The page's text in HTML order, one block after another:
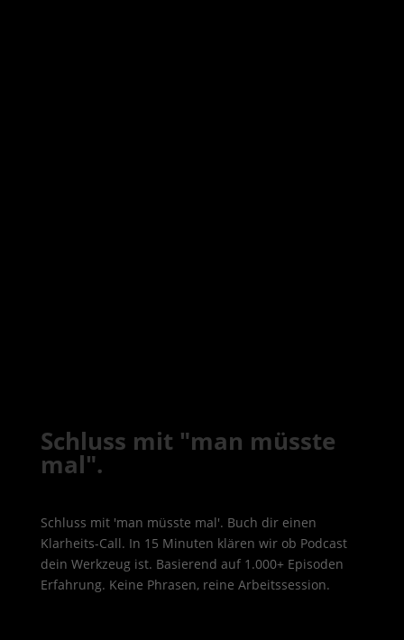
Schluss mit "man müsste
mal".
Schluss mit 'man müsste mal'. Buch dir einen
Klarheits-Call. In 15 Minuten klären wir ob Podcast
dein Werkzeug ist. Basierend auf 1.000+ Episoden
Erfahrung. Keine Phrasen, reine Arbeitssession.